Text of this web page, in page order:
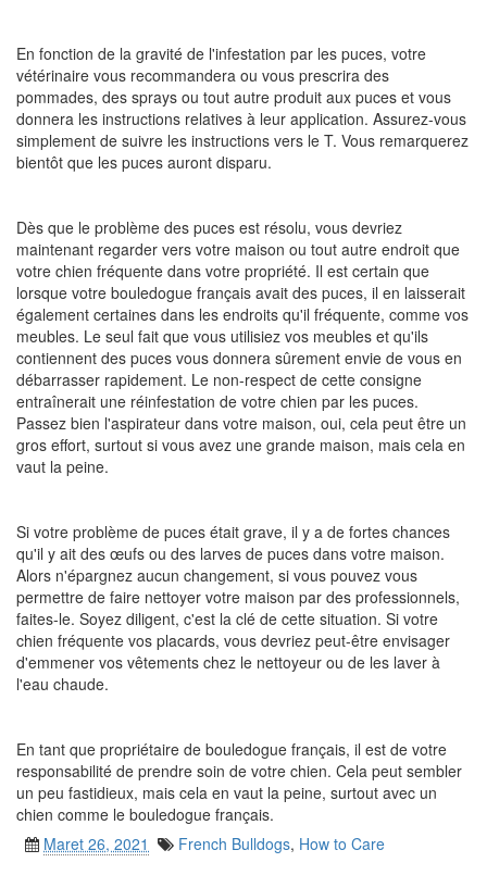
En fonction de la gravité de l'infestation par les puces, votre
vétérinaire vous recommandera ou vous prescrira des
pommades, des sprays ou tout autre produit aux puces et vous
donnera les instructions relatives à leur application. Assurez-vous
simplement de suivre les instructions vers le T. Vous remarquerez
bientôt que les puces auront disparu.
Dès que le problème des puces est résolu, vous devriez
maintenant regarder vers votre maison ou tout autre endroit que
votre chien fréquente dans votre propriété. Il est certain que
lorsque votre bouledogue français avait des puces, il en laisserait
également certaines dans les endroits qu'il fréquente, comme vos
meubles. Le seul fait que vous utilisiez vos meubles et qu'ils
contiennent des puces vous donnera sûrement envie de vous en
débarrasser rapidement. Le non-respect de cette consigne
entraînerait une réinfestation de votre chien par les puces.
Passez bien l'aspirateur dans votre maison, oui, cela peut être un
gros effort, surtout si vous avez une grande maison, mais cela en
vaut la peine.
Si votre problème de puces était grave, il y a de fortes chances
qu'il y ait des œufs ou des larves de puces dans votre maison.
Alors n'épargnez aucun changement, si vous pouvez vous
permettre de faire nettoyer votre maison par des professionnels,
faites-le. Soyez diligent, c'est la clé de cette situation. Si votre
chien fréquente vos placards, vous devriez peut-être envisager
d'emmener vos vêtements chez le nettoyeur ou de les laver à
l'eau chaude.
En tant que propriétaire de bouledogue français, il est de votre
responsabilité de prendre soin de votre chien. Cela peut sembler
un peu fastidieux, mais cela en vaut la peine, surtout avec un
chien comme le bouledogue français.
Maret 26, 2021
French Bulldogs, How to Care